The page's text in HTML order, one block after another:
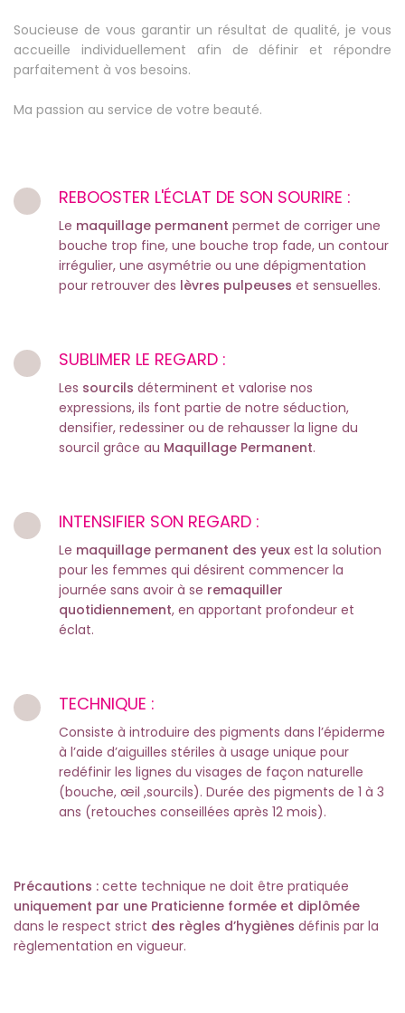
Soucieuse de vous garantir un résultat de qualité, je vous
accueille individuellement afin de définir et répondre
parfaitement à vos besoins.
Ma passion au service de votre beauté.
REBOOSTER L'ÉCLAT DE SON SOURIRE :
Le maquillage permanent permet de corriger une
bouche trop fine, une bouche trop fade, un contour
irrégulier, une asymétrie ou une dépigmentation
pour retrouver des lèvres pulpeuses et sensuelles.
SUBLIMER LE REGARD :
Les sourcils déterminent et valorise nos
expressions, ils font partie de notre séduction,
densifier, redessiner ou de rehausser la ligne du
sourcil grâce au Maquillage Permanent.
INTENSIFIER SON REGARD :
Le maquillage permanent des yeux est la solution
pour les femmes qui désirent commencer la
journée sans avoir à se remaquiller
quotidiennement, en apportant profondeur et
éclat.
TECHNIQUE :
Consiste à introduire des pigments dans l’épiderme
à l’aide d’aiguilles stériles à usage unique pour
redéfinir les lignes du visages de façon naturelle
(bouche, œil ,sourcils). Durée des pigments de 1 à 3
ans (retouches conseillées après 12 mois).
Précautions : cette technique ne doit être pratiquée
uniquement par une Praticienne formée et diplômée
dans le respect strict des règles d’hygiènes définis par la
règlementation en vigueur.